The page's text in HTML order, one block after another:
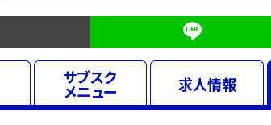
サブスク
メニュー 求人情報